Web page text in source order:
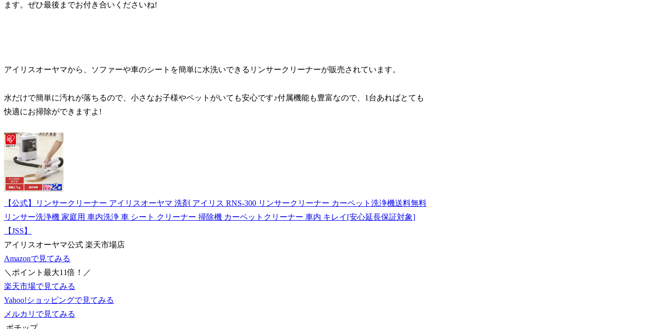
ます。ぜひ最後までお付き合いくださいね!
アイリスオーヤマから、ソファーや車のシートを簡単に水洗いできるリンサークリーナーが販売されています。
水だけで簡単に汚れが落ちるので、小さなお子様やペットがいても安心です♪付属機能も豊富なので、1台あればとても
快適にお掃除ができますよ!
【公式】リンサークリーナー アイリスオーヤマ 洗剤 アイリス RNS-300 リンサークリーナー カーペット洗浄機送料無料
リンサー洗浄機 家庭用 車内洗浄 車 シート クリーナー 掃除機 カーペットクリーナー 車内 キレイ[安心延長保証対象]
【JSS】
アイリスオーヤマ公式 楽天市場店
Amazonで見てみる
＼ポイント最大11倍！／
楽天市場で見てみる
Yahoo!ショッピングで見てみる
メルカリで見てみる